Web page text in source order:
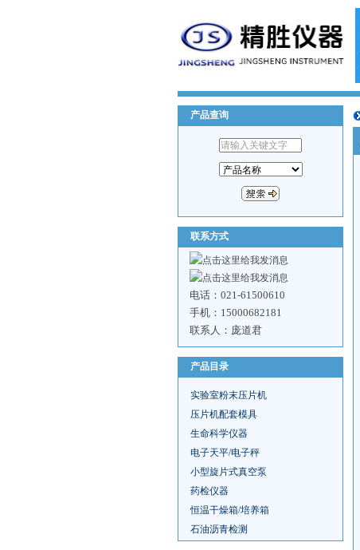
产品查询
联系方式
电话：021-61500610
手机：15000682181
联系人：庞道君
产品目录
实验室粉末压片机
压片机配套模具
生命科学仪器
电子天平/电子秤
小型旋片式真空泵
药检仪器
恒温干燥箱/培养箱
石油沥青检测